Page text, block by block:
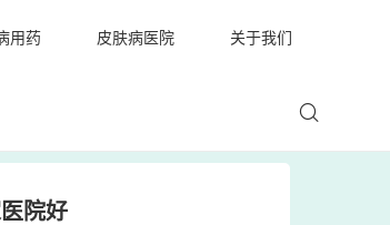
用药 皮肤病医院 关于我们
院好